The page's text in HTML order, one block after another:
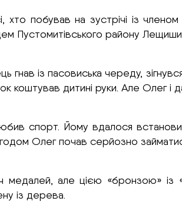
побував на зустрічі із
Пустомитівського району
гнав із пасовиська череду,
коштував дитині руки. Але Олег і
спорт. Йому вдалося
Олег почав серйозно
медалей, але цією «бронзою» із
із дерева.